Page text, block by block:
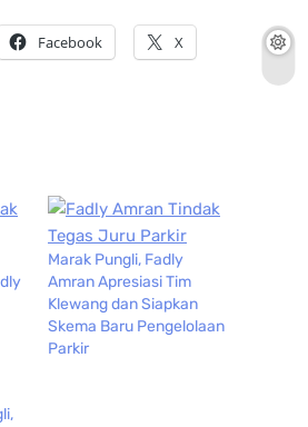
Facebook X
Marak Pungli, Fadly
Amran Apresiasi Tim
Klewang dan Siapkan
Skema Baru Pengelolaan
Parkir